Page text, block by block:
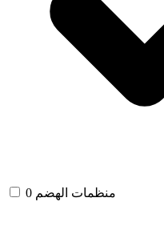
منظمات الهضم 0